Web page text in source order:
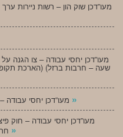
מעו”דכן שוק הון – רשות ניירות
»
»